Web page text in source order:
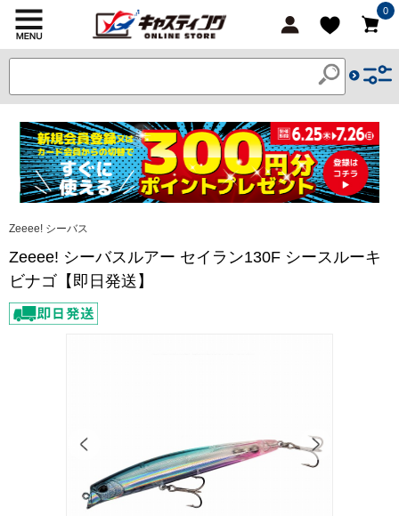
0
Zeeee! シーバス
Zeeee! シーバスルアー セイラン130F シースルーキ
ビナゴ【即日発送】